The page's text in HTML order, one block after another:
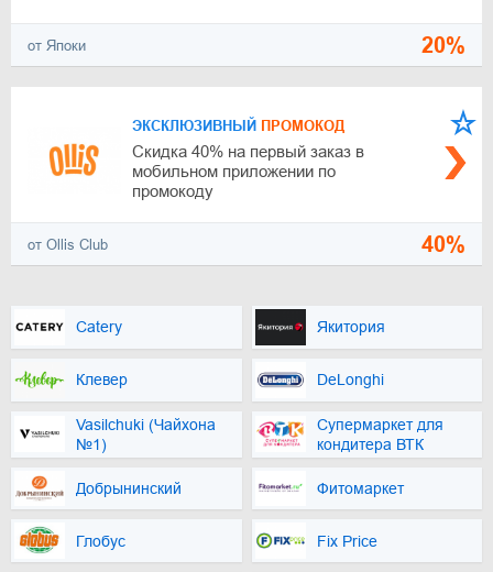
от Япоки 20%
ЭКСКЛЮЗИВНЫЙ ПРОМОКОД
Скидка 40% на первый заказ в
мобильном приложении по
промокоду
от Ollis Club 40%
Catery Якитория
Клевер DeLonghi
Vasilchuki (Чайхона
№1)
Супермаркет для
кондитера ВТК
Добрынинский Фитомаркет
Глобус Fix Price